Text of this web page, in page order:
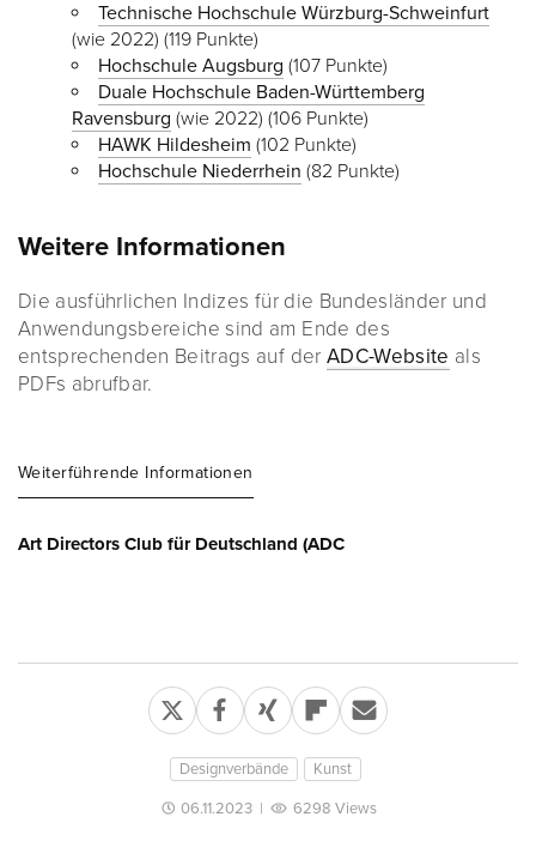
Technische Hochschule Würzburg-Schweinfurt
(wie 2022) (119 Punkte)
Hochschule Augsburg (107 Punkte)
Duale Hochschule Baden-Württemberg
Ravensburg (wie 2022) (106 Punkte)
HAWK Hildesheim (102 Punkte)
Hochschule Niederrhein (82 Punkte)
Weitere Informationen
Die ausführlichen Indizes für die Bundesländer und
Anwendungsbereiche sind am Ende des
entsprechenden Beitrags auf der ADC-Website als
PDFs abrufbar.
Weiterführende Informationen
Art Directors Club für Deutschland (ADC
Designverbände Kunst
06.11.2023| 6298 Views